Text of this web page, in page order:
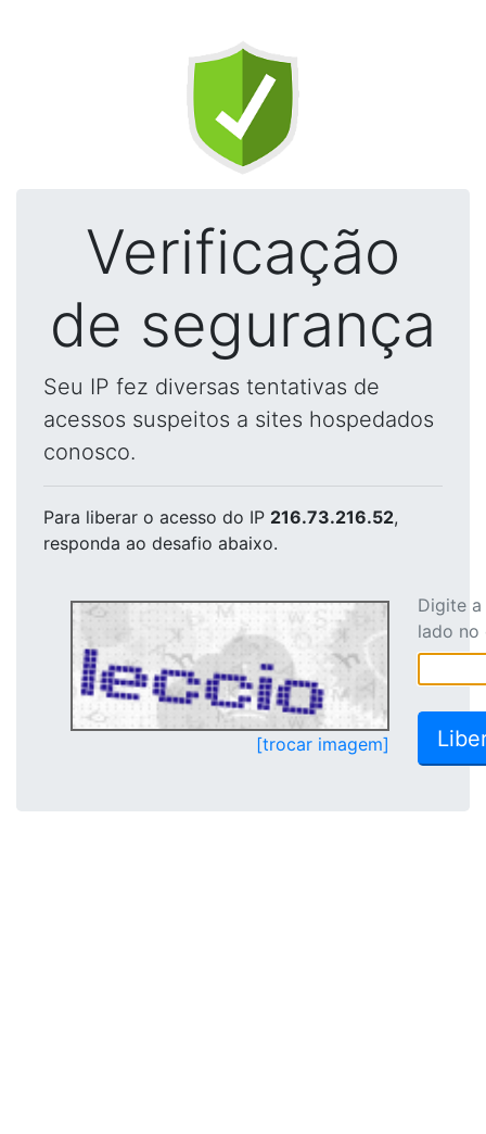
Verificação
de segurança
Seu IP fez diversas tentativas de
acessos suspeitos a sites hospedados
conosco.
Para liberar o acesso do IP 216.73.216.52,
responda ao desafio abaixo.
[trocar imagem]
Digite
lado no